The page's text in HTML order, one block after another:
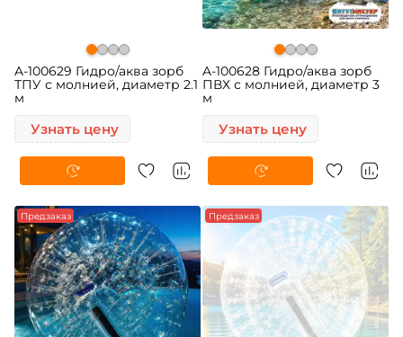
A-100629 Гидро/аква зорб
ТПУ с молнией, диаметр 2.1
м
Узнать цену
A-100628 Гидро/аква зорб
ПВХ с молнией, диаметр 3
м
Узнать цену
Предзаказ Предзаказ